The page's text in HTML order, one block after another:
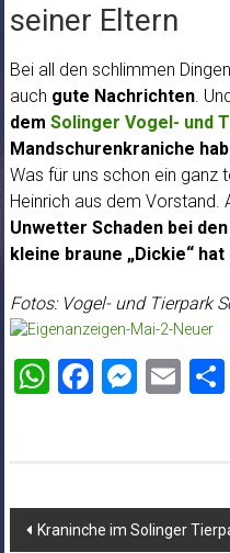
seiner Eltern
Bei all den schlimmen
auch gute Nachrichten.
dem Solinger Vogel- und
Mandschurenkraniche
Was für uns schon ein ganz
Heinrich aus dem Vorstand.
Unwetter Schaden bei
kleine braune „Dickie“
Fotos: Vogel- und Tierpark
WhatsApp
Facebook
Kraninche im Solinger